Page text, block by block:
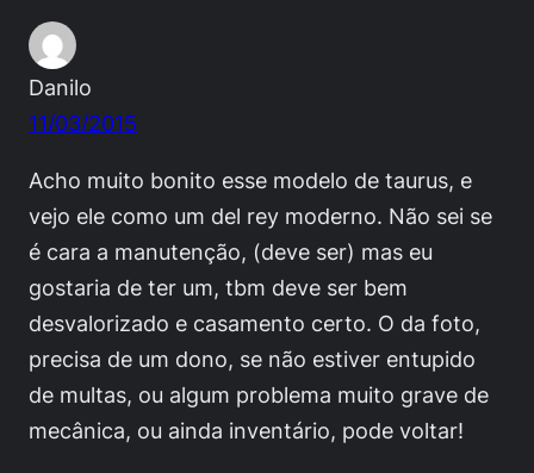
Danilo
11/03/2015
Acho muito bonito esse modelo de taurus, e
vejo ele como um del rey moderno. Não sei se
é cara a manutenção, (deve ser) mas eu
gostaria de ter um, tbm deve ser bem
desvalorizado e casamento certo. O da foto,
precisa de um dono, se não estiver entupido
de multas, ou algum problema muito grave de
mecânica, ou ainda inventário, pode voltar!